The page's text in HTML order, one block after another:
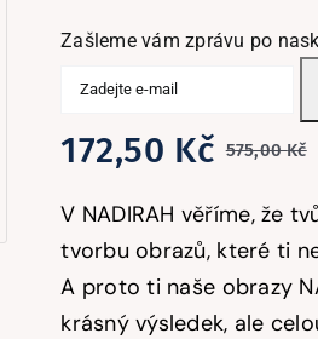
575,00Kč
172,50 Kč
Zašleme vám zprávu po
V NADIRAH věříme, že
tvorbu obrazů, které ti
A proto ti naše obrazy
krásný výsledek, ale